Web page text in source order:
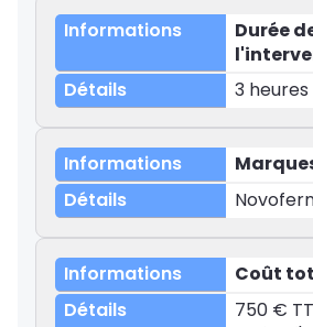
Durée
3 heures
Coût
750 €